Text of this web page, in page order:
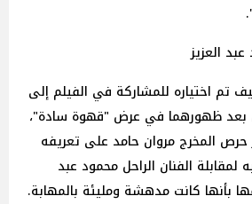
العزيز
تم اختياره للمشاركة في الفيلم إلى
بعد ظهورهما في عرض "قهوة سادة"،
حرص المخرج مروان حامد على تعريفه
الفنان الراحل محمود عبد
بأنها كانت مدهشة ومليئة بالمهابة.